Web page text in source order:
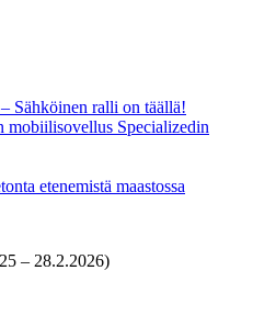
Sähköinen ralli on täällä!
mobiilisovellus Specializedin
etenemistä maastossa
– 28.2.2026)